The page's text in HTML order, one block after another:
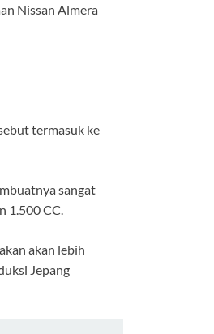
Nissan Almera
termasuk ke
sangat
1.500 CC.
akan lebih
Jepang